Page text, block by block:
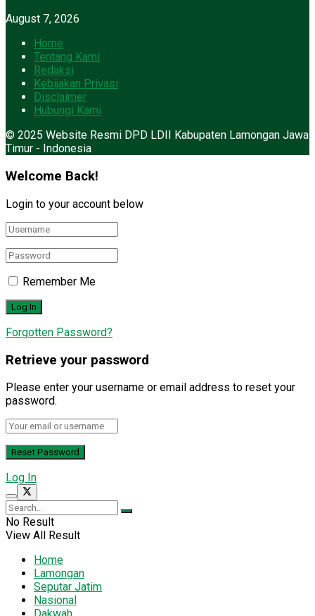
August 7, 2026
Home
Tentang Kami
Redaksi
Kebijakan Privasi
Disclaimer
Hubungi Kami
© 2025 Website Resmi DPD LDII Kabupaten Lamongan Jawa
Timur - Indonesia
Welcome Back!
Login to your account below
Remember Me
Forgotten Password?
Retrieve your password
Please enter your username or email address to reset your
password.
Log In
No Result
View All Result
Home
Lamongan
Seputar Jatim
Nasional
Dakwah